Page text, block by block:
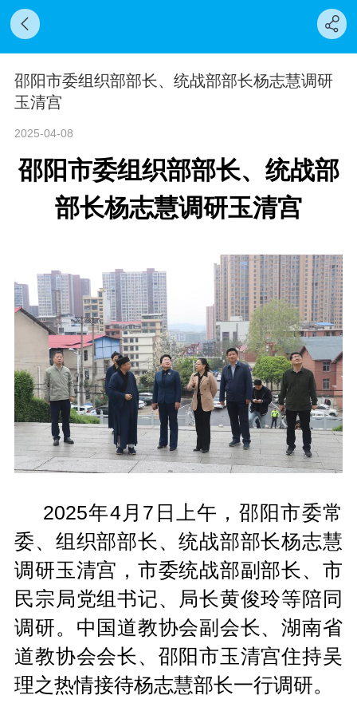
邵阳市委组织部部长、统战部部长杨志慧调研
玉清宫
2025-04-08
邵阳市委组织部部长、统战部
部长杨志慧调研玉清宫
2025年4月7日上午，邵阳市委常
委、组织部部长、统战部部长杨志慧
调研玉清宫，市委统战部副部长、市
民宗局党组书记、局长黄俊玲等陪同
调研。中国道教协会副会长、湖南省
道教协会会长、邵阳市玉清宫住持吴
理之热情接待杨志慧部长一行调研。